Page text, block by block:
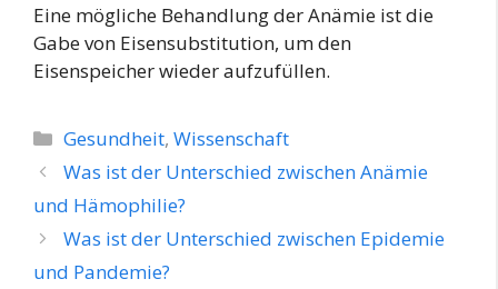
Eine mögliche Behandlung der Anämie ist die
Gabe von Eisensubstitution, um den
Eisenspeicher wieder aufzufüllen.
Kategorien
Gesundheit,Wissenschaft
Was ist der Unterschied zwischen Anämie
und Hämophilie?
Was ist der Unterschied zwischen Epidemie
und Pandemie?